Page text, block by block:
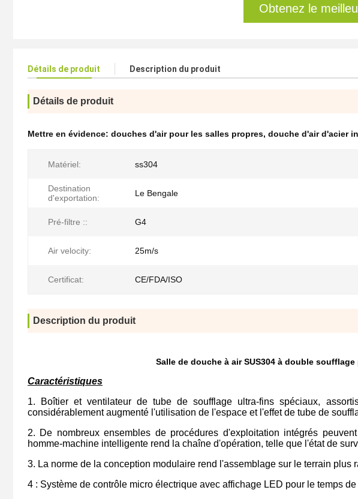
Obtenez le
Détails de produit Description du produit
Détails de produit
Mettre en évidence: douches d'air pour les salles propres, douche d'air d'acier
Matériel: ss304
Destination
d'exportation:
Le Bengale
Pré-filtre :: G4
Air velocity: 25m/s
Certificat: CE/FDA/ISO
Description du produit
Salle de douche à air SUS304 à double
Caractéristiques
1. Boîtier et ventilateur de tube de soufflage ultra-fins spéciaux,
considérablement augmenté l'utilisation de l'espace et l'effet de tube de
2. De nombreux ensembles de procédures d'exploitation intégrés
homme-machine intelligente rend la chaîne d'opération, telle que l'état de
3. La norme de la conception modulaire rend l'assemblage sur le terrain plus
4 : Système de contrôle micro électrique avec affichage LED pour le temps